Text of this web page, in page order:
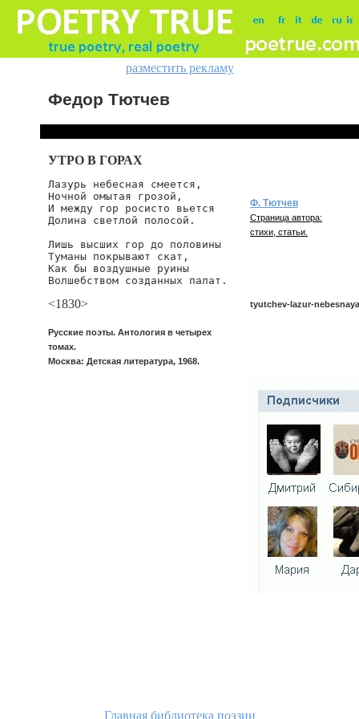
разместить рекламу
Федор Тютчев
УТРО В ГОРАХ
Лазурь небесная смеется,
Ночной омытая грозой,
И между гор росисто вьется
Долина светлой полосой.
Лишь высших гор до половины
Туманы покрывают скат,
Как бы воздушные руины
Волшебством созданных палат.
<1830>
Русские поэты. Антология в четырех
томах.
Москва: Детская литература, 1968.
Ф. Тютчев
Страница автора:
стихи, статьи.
tyutchev-lazur-
Главная библиотека поэзии